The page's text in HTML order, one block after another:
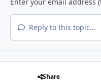
Reply to this topic...
Share